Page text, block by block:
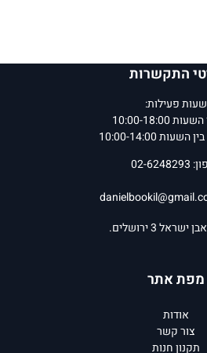
התקשרות
שעות פעילות:
10:00-18:00
10:00-14:00
3 ירושלים.
מפת אתר
אודות
צור קשר
תקנון חנות